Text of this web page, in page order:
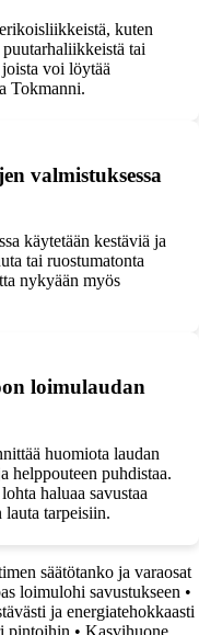
kuten
tai
voi löytää
Tokmanni.
valmistuksessa
käytetään kestäviä ja
tai ruostumatonta
nykyään myös
loimulaudan
huomiota laudan
helppouteen puhdistaa.
haluaa savustaa
tarpeisiin.
säätötanko ja varaosat
loimulohi savustukseen •
ja energiatehokkaasti
pintoihin • Kasvihuone